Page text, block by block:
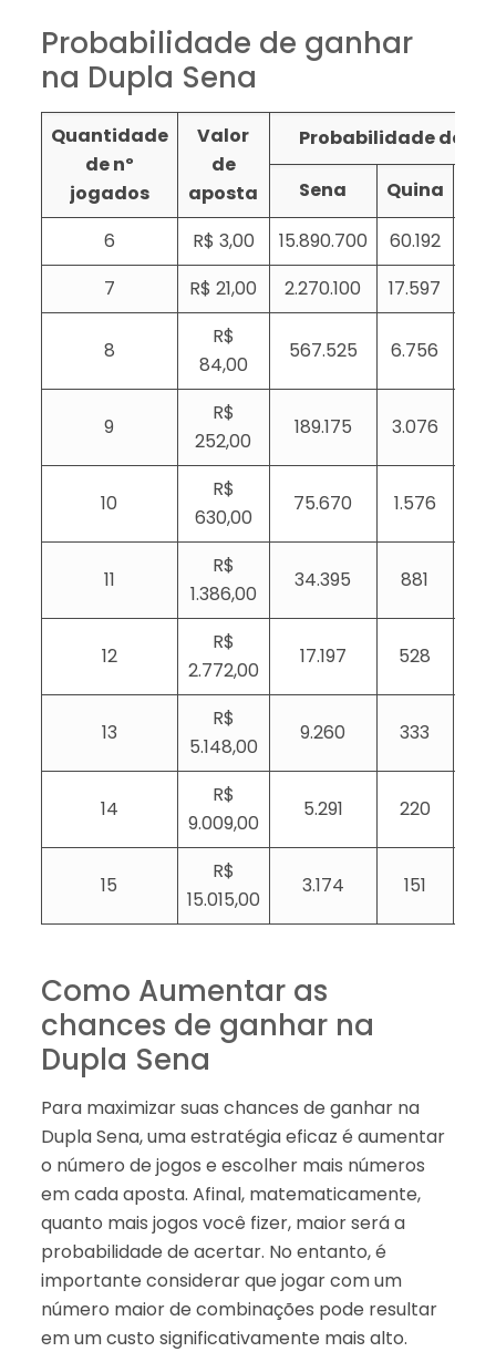
Probabilidade de ganhar
na Dupla Sena
Quantidade
de nº
jogados
Valor
de
aposta
Probabilidade de
Sena Quina
6
R$ 3,00 15.890.700 60.192
7
R$ 21,00 2.270.100 17.597
8
R$
84,00
567.525 6.756
9
R$
252,00
189.175 3.076
10
R$
630,00
75.670 1.576
11
R$
1.386,00
34.395 881
12
R$
2.772,00
17.197 528
13
R$
5.148,00
9.260 333
14
R$
9.009,00
5.291 220
15
R$
15.015,00
3.174 151
Como Aumentar as
chances de ganhar na
Dupla Sena
Para maximizar suas chances de ganhar na
Dupla Sena, uma estratégia eficaz é aumentar
o número de jogos e escolher mais números
em cada aposta. Afinal, matematicamente,
quanto mais jogos você fizer, maior será a
probabilidade de acertar. No entanto, é
importante considerar que jogar com um
número maior de combinações pode resultar
em um custo significativamente mais alto.